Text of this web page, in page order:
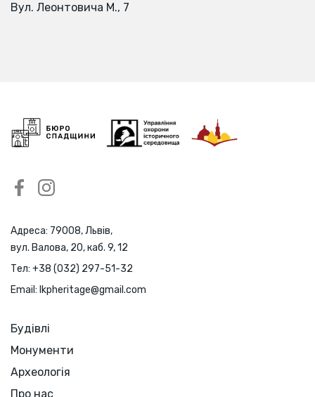
Вул. Леонтовича М., 7
Адреса: 79008, Львів,
вул. Валова, 20, каб. 9, 12
Тел: +38 (032) 297-51-32
Email: lkpheritage@gmail.com
Будівлі
Монументи
Археологія
Про нас